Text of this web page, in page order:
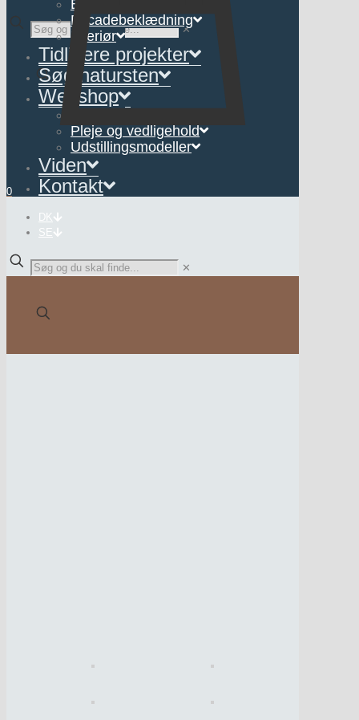
✕
Belægning
Facadebeklædning
Interiør
Tidligere projekter
Søg natursten
Webshop
Pleje og vedligehold
Udstillingsmodeller
Viden
Kontakt
0
DK
SE
✕